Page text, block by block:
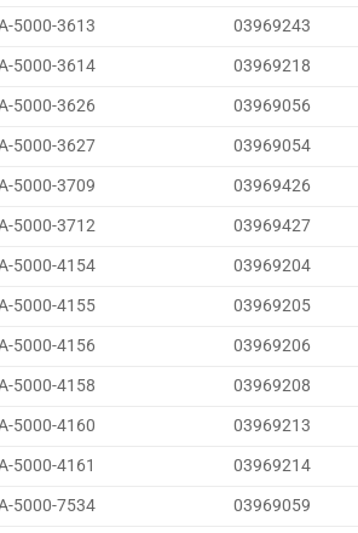
5000-3613
03969243
5000-3614
03969218
5000-3626
03969056
5000-3627
03969054
5000-3709
03969426
5000-3712
03969427
5000-4154
03969204
5000-4155
03969205
5000-4156
03969206
5000-4158
03969208
5000-4160
03969213
5000-4161
03969214
5000-7534
03969059